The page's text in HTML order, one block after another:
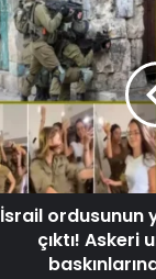
İsrail
çıktı! Askeri